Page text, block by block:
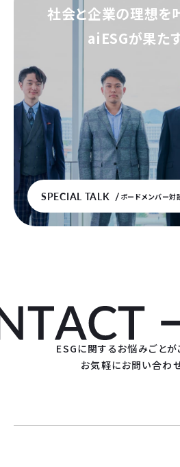
社会と企業の理想を
aiESGが果た
SPECIAL TALK ボードメンバー対
ESGに関するお悩みごとが
お気軽にお問い合わせ